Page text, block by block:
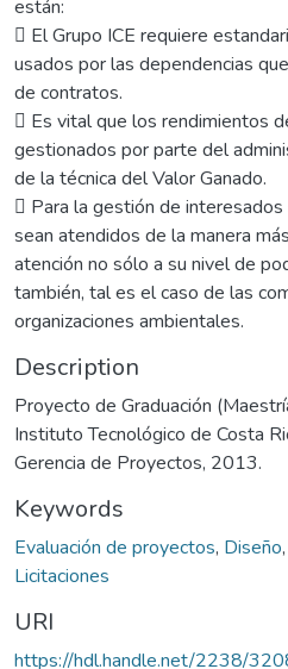
están:
 El Grupo ICE requiere
usados por las dependencias
de contratos.
 Es vital que los rendimientos
gestionados por parte del
de la técnica del Valor Ganado.
 Para la gestión de
sean atendidos de la manera
atención no sólo a su nivel de
también, tal es el caso de las
organizaciones ambientales.
Description
Proyecto de Graduación
Instituto Tecnológico de Costa
Gerencia de Proyectos, 2013.
Keywords
Evaluación de proyectos, Diseño,
Licitaciones
URI
https://hdl.handle.net/2238/